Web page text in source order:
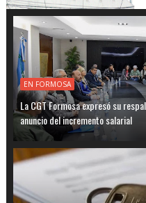
EN FORMOSA
La CGT Formosa expresó su
anuncio del incremento salarial